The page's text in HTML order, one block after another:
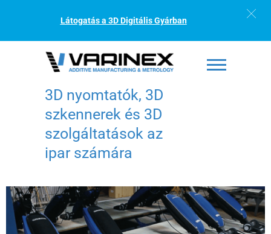
Látogatás a 3D Digitális Gyárban
3D nyomtatók, 3D
szkennerek és 3D
szolgáltatások az
ipar számára